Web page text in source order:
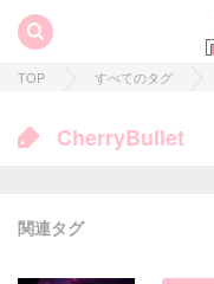
TOP すべてのタグ
CherryBullet
関連タグ